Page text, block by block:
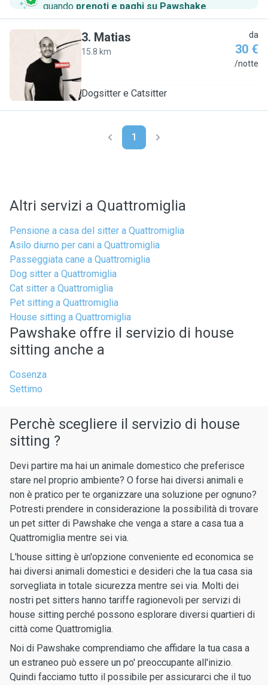
quando prenoti e paghi su Pawshake.
M
3. Matias
15.8 km
da
30 €
/notte
Dogsitter e Catsitter
1
Altri servizi a Quattromiglia
Pensione a casa del sitter a Quattromiglia
Asilo diurno per cani a Quattromiglia
Passeggiata cane a Quattromiglia
Dog sitter a Quattromiglia
Cat sitter a Quattromiglia
Pet sitting a Quattromiglia
House sitting a Quattromiglia
Pawshake offre il servizio di house
sitting anche a
Cosenza
Settimo
Perchè scegliere il servizio di house
sitting ?
Devi partire ma hai un animale domestico che preferisce
stare nel proprio ambiente? O forse hai diversi animali e
non è pratico per te organizzare una soluzione per ognuno?
Potresti prendere in considerazione la possibilità di trovare
un pet sitter di Pawshake che venga a stare a casa tua a
Quattromiglia mentre sei via.
L'house sitting è un'opzione conveniente ed economica se
hai diversi animali domestici e desideri che la tua casa sia
sorvegliata in totale sicurezza mentre sei via. Molti dei
nostri pet sitters hanno tariffe ragionevoli per servizi di
house sitting perché possono esplorare diversi quartieri di
città come Quattromiglia.
Noi di Pawshake comprendiamo che affidare la tua casa a
un estraneo può essere un po' preoccupante all'inizio.
Quindi facciamo tutto il possibile per assicurarci che il tuo